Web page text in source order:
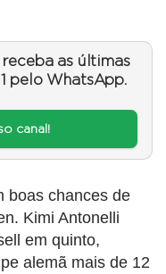
receba as últimas
pelo WhatsApp.
canal!
boas chances de
Kimi Antonelli
em quinto,
alemã mais de 12